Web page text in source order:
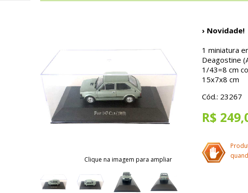
Clique na imagem para ampliar
› Novidade!
1 miniatura
Deagostine
1/43=8 cm
15x7x8 cm
Cód.: 23267
R$